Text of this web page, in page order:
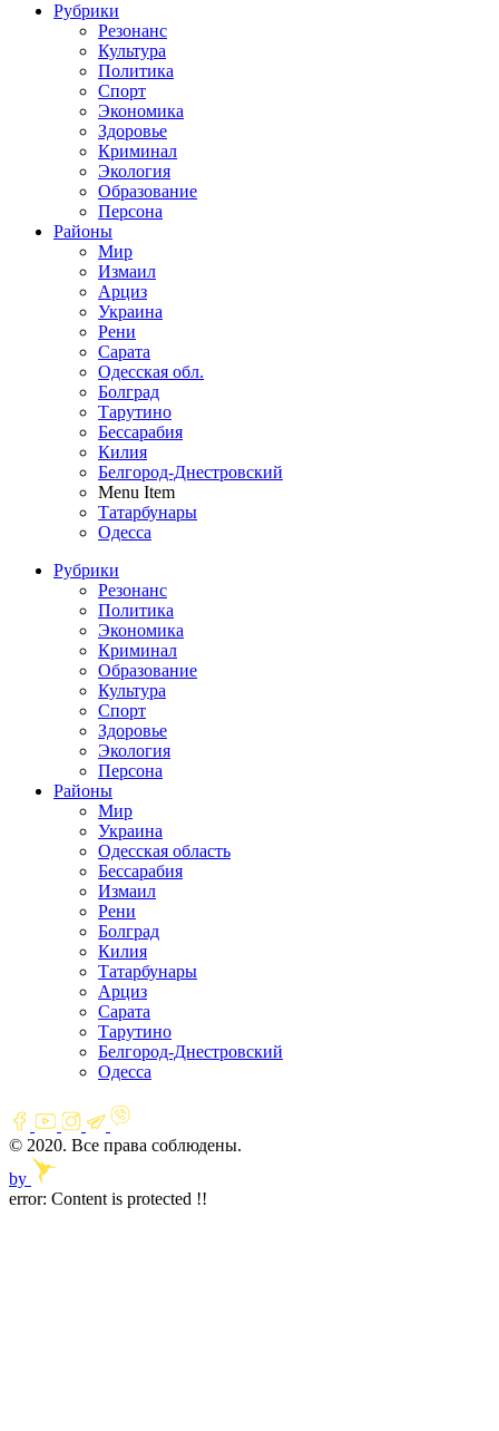
Рубрики
Резонанс
Культура
Политика
Спорт
Экономика
Здоровье
Криминал
Экология
Образование
Персона
Районы
Мир
Измаил
Арциз
Украина
Рени
Сарата
Одесская обл.
Болград
Тарутино
Бессарабия
Килия
Белгород-Днестровский
Menu Item
Татарбунары
Одесса
Рубрики
Резонанс
Политика
Экономика
Криминал
Образование
Культура
Спорт
Здоровье
Экология
Персона
Районы
Мир
Украина
Одесская область
Бессарабия
Измаил
Рени
Болград
Килия
Татарбунары
Арциз
Сарата
Тарутино
Белгород-Днестровский
Одесса
© 2020. Все права соблюдены.
by
error: Content is protected !!